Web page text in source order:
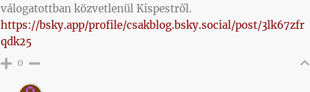
válogatottban közvetlenül Kispestről.
https://bsky.app/profile/csakblog.bsky.social/post/3lk67zfr
qdk25
0